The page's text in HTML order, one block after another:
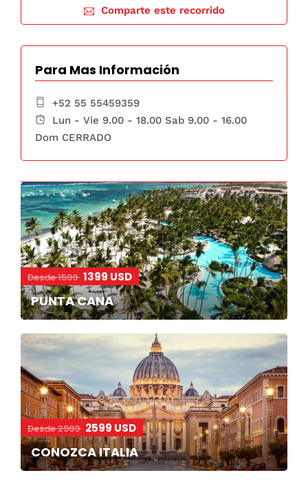
Comparte este recorrido
Para Mas Información
+52 55 55459359
Lun - Vie 9.00 - 18.00 Sab 9.00 - 16.00
Dom CERRADO
Desde 1599 1399 USD
PUNTA CANA
Desde 2999 2599 USD
CONOZCA ITALIA